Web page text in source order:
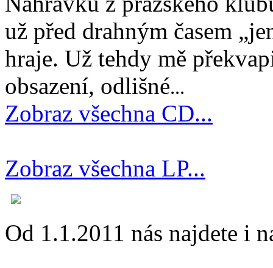
už před drahným časem
hraje. Už tehdy mě
obsazení, odlišné...
Zobraz všechna CD...
Zobraz všechna LP...
Od 1.1.2011 nás najdete i